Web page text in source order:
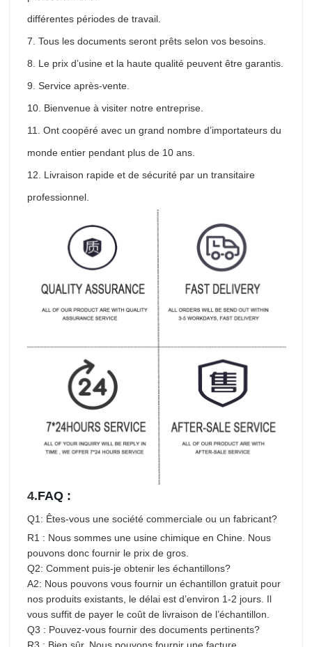
différentes périodes de travail.
7. Tous les documents seront prêts selon vos besoins.
8. Le prix d’usine et la haute qualité peuvent être garantis.
9. Service après-vente.
10. Bienvenue à visiter notre entreprise.
11. Ont coopéré avec un grand nombre d’importateurs du
monde entier pendant plus de 10 ans.
12. Livraison rapide et de sécurité par un transitaire
professionnel.
4.FAQ :
Q1: Êtes-vous une société commerciale ou un fabricant?
R1 : Nous sommes une usine chimique en Chine. Nous
pouvons donc fournir le prix de gros.
Q2: Comment puis-je obtenir les échantillons?
A2: Nous pouvons vous fournir un échantillon gratuit pour
nos produits existants, le délai est d’environ 1-2 jours. Il
vous suffit de payer le coût de livraison de l’échantillon.
Q3 : Pouvez-vous fournir des documents pertinents?